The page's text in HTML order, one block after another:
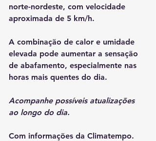
norte-nordeste, com velocidade
aproximada de 5 km/h.
A combinação de calor e umidade
elevada pode aumentar a sensação
de abafamento, especialmente nas
horas mais quentes do dia.
Acompanhe possíveis atualizações
ao longo do dia.
Com informações da Climatempo.